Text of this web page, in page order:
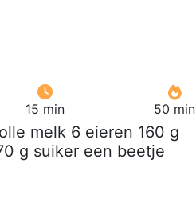
15 min 50 min
melk 6 eieren 160 g
g suiker een beetje